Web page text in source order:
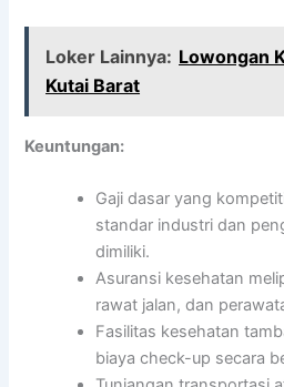
Loker Lainnya: Lowongan
Kutai Barat
Keuntungan:
Gaji dasar yang
standar industri dan
dimiliki.
Asuransi kesehatan
rawat jalan, dan
Fasilitas kesehatan
biaya check-up secara